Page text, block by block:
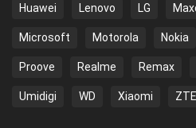
Huawei Lenovo LG
Microsoft Motorola Nokia
Proove Realme Remax
Umidigi WD Xiaomi ZTE